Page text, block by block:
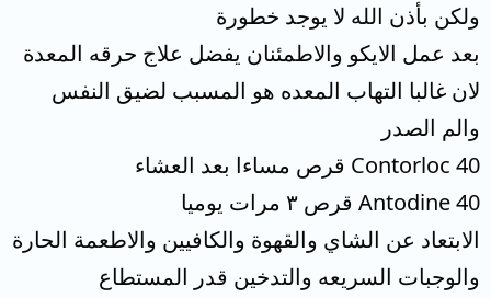
ولكن بأذن الله لا يوجد خطورة
بعد عمل الايكو والاطمئنان يفضل علاج حرقه المعدة
لان غالبا التهاب المعده هو المسبب لضيق النفس
والم الصدر
Contorloc 40 قرص مساءا بعد العشاء
Antodine 40 قرص ٣ مرات يوميا
الابتعاد عن الشاي والقهوة والكافيين والاطعمة الحارة
والوجبات السريعه والتدخين قدر المستطاع